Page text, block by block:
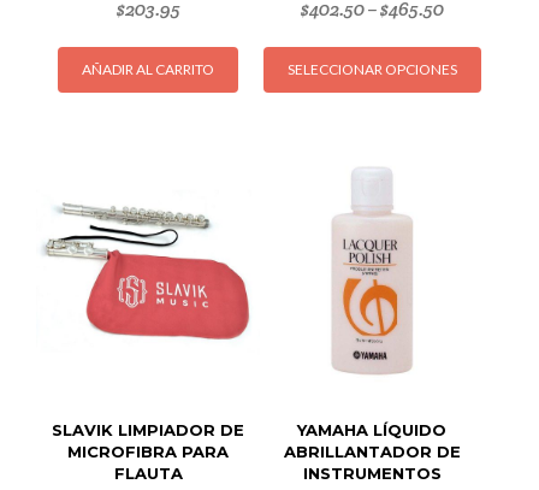
$203.95
AÑADIR AL CARRITO
$402.50–$465.50
SELECCIONAR OPCIONES
Este
SLAVIK LIMPIADOR DE
MICROFIBRA PARA
FLAUTA
YAMAHA LÍQUIDO
ABRILLANTADOR DE
INSTRUMENTOS